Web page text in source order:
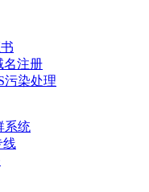
名注册
污染处理
系统
线